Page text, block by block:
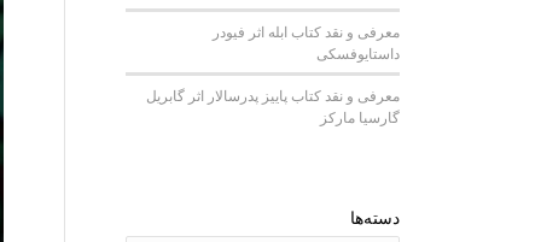
معرفی و نقد کتاب ابله اثر فیودر
داستایوفسکی
معرفی و نقد کتاب پاییز پدرسالار اثر گابریل
گارسیا مارکز
دسته‌ها